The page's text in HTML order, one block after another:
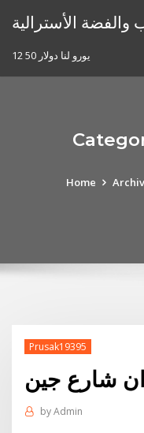
الأسترالية
12 50 يورو لنا دولار
Home
Prusak19395
شارع جين
byAdmin